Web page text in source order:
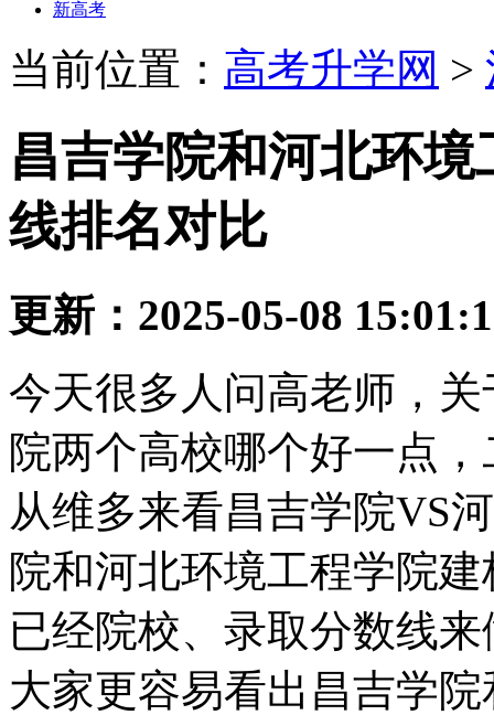
新高考
当前位置： 高考升学网 >
昌吉学院和河北环
线排名对比
更新：2025-05-08
今天很多人问高老师，
院两个高校哪个好一点
从维多来看昌吉学院VS
院和河北环境工程学院
已经院校、录取分数线
大家更容易看出昌吉学